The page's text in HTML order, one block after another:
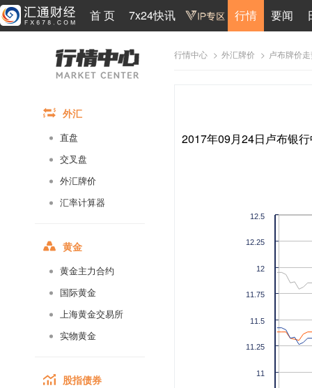
首 页 7x24快讯 行情 要闻
外汇
直盘
交叉盘
外汇牌价
汇率计算器
黄金
黄金主力合约
国际黄金
上海黄金交易所
实物黄金
股指债券
行情中心 > 外汇牌价 > 卢布牌价
2017年09月24日卢布银
11
11.25
11.5
11.75
12
12.25
12.5